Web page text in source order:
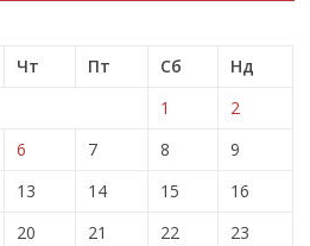
Чт Пт Сб
Нд
1
2
6 7 8
9
13 14 15
16
20 21 22
23